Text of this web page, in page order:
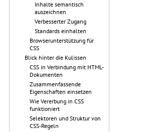
Inhalte semantisch
auszeichnen
Verbesserter Zugang
Standards einhalten
Browserunterstützung für
CSS
Blick hinter die Kulissen
CSS in Verbindung mit HTML-
Dokumenten
Zusammenfassende
Eigenschaften einsetzen
Wie Vererbung in CSS
funktioniert
Selektoren und Struktur von
CSS-Regeln